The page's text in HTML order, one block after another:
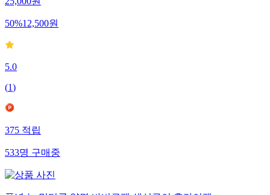
25,000원
50%12,500원
5.0
(1)
375적립
533명구매중